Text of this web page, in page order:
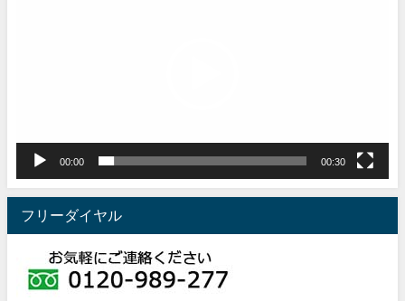
00:00 00:30
フリーダイヤル